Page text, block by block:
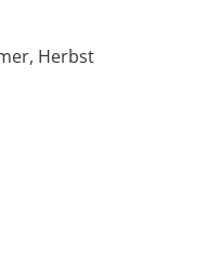
Herbst